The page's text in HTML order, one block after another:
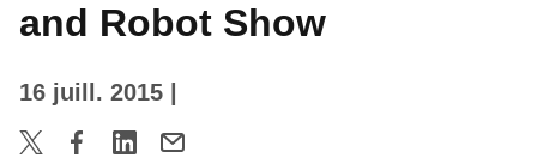
and Robot Show
16 juill. 2015